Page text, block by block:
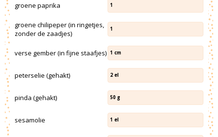
groene paprika 1
groene chilipeper (in ringetjes,
zonder de zaadjes)
1
verse gember (in fijne staafjes) 1 cm
peterselie (gehakt) 2 el
pinda (gehakt) 50 g
sesamolie 1 el